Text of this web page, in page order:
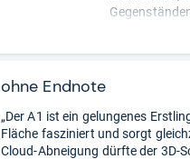
teuer.-
ohne Endnote
„Der A1 ist ein gelungenes
Fläche fasziniert und sorgt
Cloud-Abneigung dürfte der 3D-